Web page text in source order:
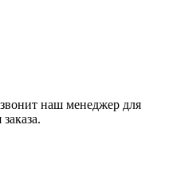
наш менеджер для